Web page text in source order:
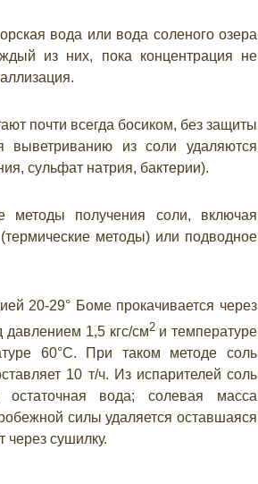
вода или вода соленого озера
из них, пока концентрация не
почти всегда босиком, без защиты
из соли удаляются
сульфат натрия, бактерии).
получения соли, включая
методы) или подводное
20-29° Боме прокачивается через
давлением 1,5 кгс/см2и температуре
60°С. При таком методе соль
10 т/ч. Из испарителей соль
остаточная вода; солевая масса
силы удаляется оставшаяся
через сушилку.